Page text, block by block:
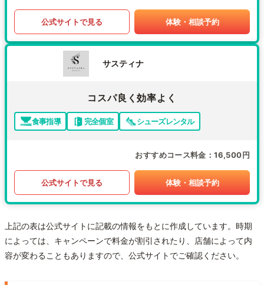
公式サイトで見る 体験・相談予約
サスティナ
コスパ良く効率よく
食事指導 完全個室 シューズレンタル
おすすめコース料金 16,500円
公式サイトで見る 体験・相談予約
上記の表は公式サイトに記載の情報をもとに作成しています。時期
によっては、キャンペーンで料金が割引されたり、店舗によって内
容が変わることもありますので、公式サイトでご確認ください。